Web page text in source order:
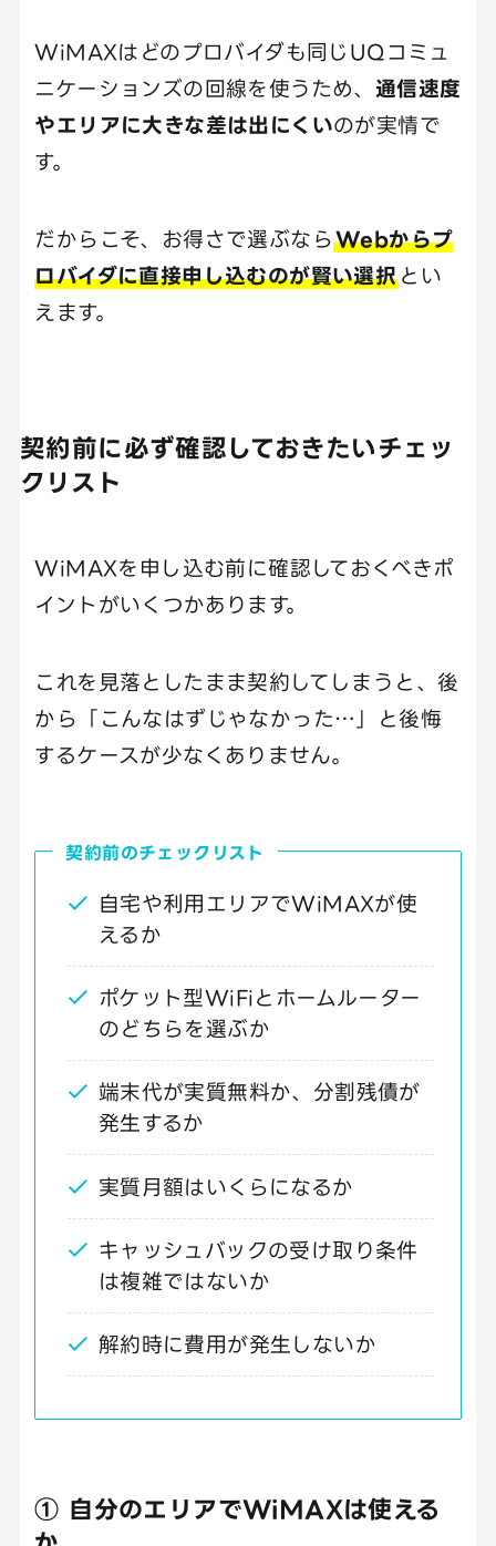
WiMAXはどのプロバイダも同じUQコミュ
ニケーションズの回線を使うため、 通信速度
やエリアに大きな差は出にくいのが実情で
す。
だからこそ、お得さで選ぶならWebからプ
ロバイダに直接申し込むのが賢い選択 とい
えます。
契約前に必ず確認しておきたいチェッ
クリスト
WiMAXを申し込む前に確認しておくべきポ
イントがいくつかあります。
これを見落としたまま契約してしまうと、後
から「こんなはずじゃなかった…」と後悔
するケースが少なくありません。
契約前のチェックリスト
自宅や利用エリアでWiMAXが使
えるか
ポケット型WiFiとホームルーター
のどちらを選ぶか
端末代が実質無料か、分割残債が
発生するか
実質月額はいくらになるか
キャッシュバックの受け取り条件
は複雑ではないか
解約時に費用が発生しないか
① 自分のエリアでWiMAXは使える